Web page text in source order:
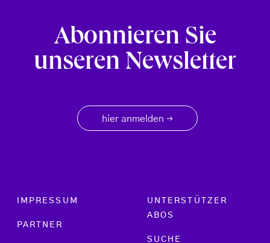
Abonnieren Sie
unseren Newsletter
hier anmelden →
Footer menu
IMPRESSUM
PARTNER
UNTERSTÜTZER
ABOS
SUCHE